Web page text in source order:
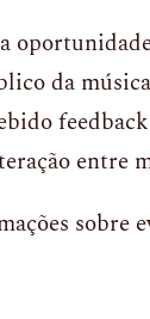
da
entre
sobre